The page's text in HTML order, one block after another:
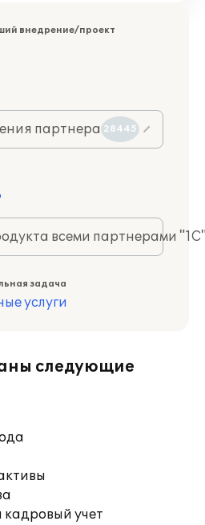
внедрение/проект
партнера 28445
всеми партнерами
задача
услуги
следующие
кадровый учет